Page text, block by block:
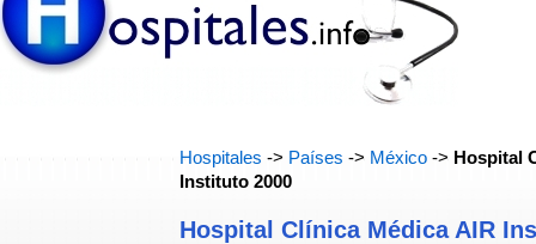
Hospitales -> Países -> México -> Hospital
Instituto 2000
Hospital Clínica Médica AIR